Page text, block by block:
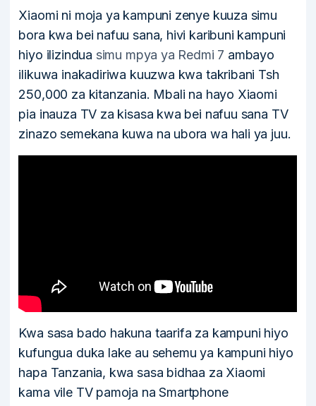
Xiaomi ni moja ya kampuni zenye kuuza simu
bora kwa bei nafuu sana, hivi karibuni kampuni
hiyo ilizindua simu mpya ya Redmi 7 ambayo
ilikuwa inakadiriwa kuuzwa kwa takribani Tsh
250,000 za kitanzania. Mbali na hayo Xiaomi
pia inauza TV za kisasa kwa bei nafuu sana TV
zinazo semekana kuwa na ubora wa hali ya juu.
Kwa sasa bado hakuna taarifa za kampuni hiyo
kufungua duka lake au sehemu ya kampuni hiyo
hapa Tanzania, kwa sasa bidhaa za Xiaomi
kama vile TV pamoja na Smartphone